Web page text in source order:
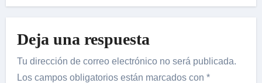
Deja una respuesta
Tu dirección de correo electrónico no será publicada.
Los campos obligatorios están marcados con*